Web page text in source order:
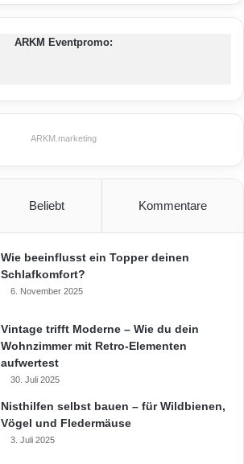
ARKM Eventpromo:
ARKM.marketing
Beliebt Kommentare
Wie beeinflusst ein Topper deinen
Schlafkomfort?
6. November 2025
Vintage trifft Moderne – Wie du dein
Wohnzimmer mit Retro-Elementen
aufwertest
30. Juli 2025
Nisthilfen selbst bauen – für Wildbienen,
Vögel und Fledermäuse
3. Juli 2025